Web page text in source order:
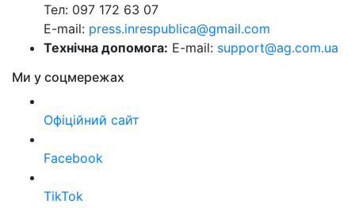
Тел: 097 172 63 07
E-mail: press.inrespublica@gmail.com
Технічна допомога: E-mail: support@ag.com.ua
Ми у соцмережах
Офіційний сайт
Facebook
TikTok